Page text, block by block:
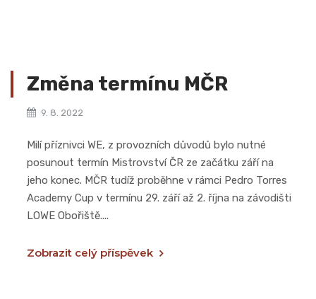
Změna termínu MČR
9. 8. 2022
Milí příznivci WE, z provozních důvodů bylo nutné
posunout termín Mistrovství ČR ze začátku září na
jeho konec. MČR tudíž proběhne v rámci Pedro Torres
Academy Cup v termínu 29. září až 2. října na závodišti
LOWE Obořiště....
Zobrazit celý příspěvek